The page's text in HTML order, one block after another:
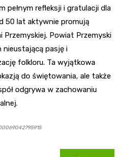
pełnym refleksji i gratulacji dla
50 lat aktywnie promują
Powiat Przemyski
nieustającą pasję i
folkloru. Ta wyjątkowa
do świętowania, ale także
odgrywa w zachowaniu